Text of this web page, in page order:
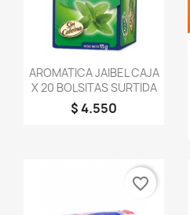
Vista rápida
AROMATICA JAIBEL CAJA
X 20 BOLSITAS SURTIDA
$ 4.550
favorite_border